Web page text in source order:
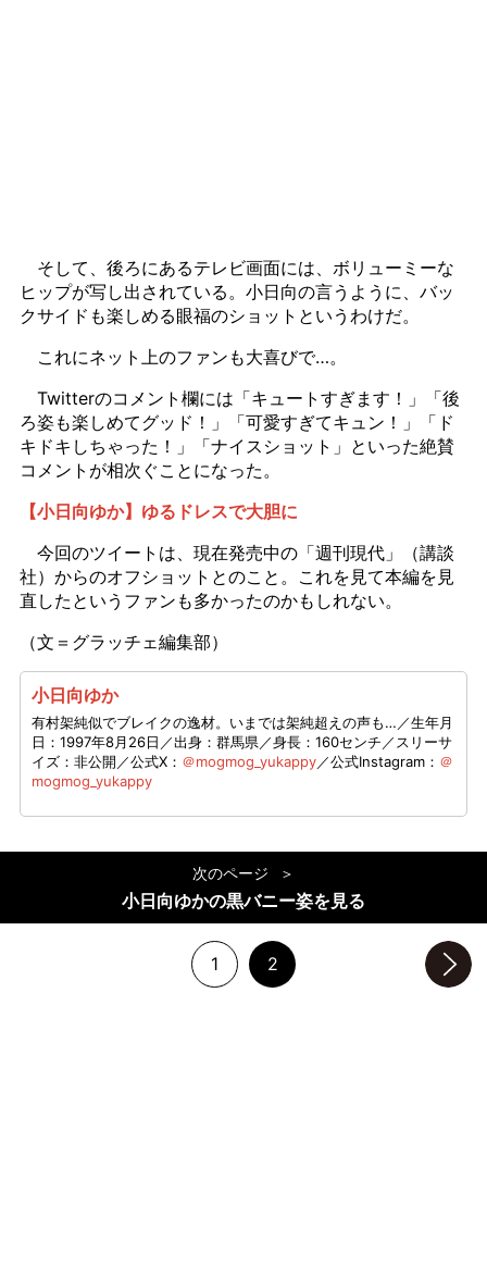
そして、後ろにあるテレビ画面には、ボリューミーな
ヒップが写し出されている。小日向の言うように、バッ
クサイドも楽しめる眼福のショットというわけだ。
これにネット上のファンも大喜びで…。
Twitterのコメント欄には「キュートすぎます！」「後
ろ姿も楽しめてグッド！」「可愛すぎてキュン！」「ド
キドキしちゃった！」「ナイスショット」といった絶賛
コメントが相次ぐことになった。
【小日向ゆか】ゆるドレスで大胆に
今回のツイートは、現在発売中の「週刊現代」（講談
社）からのオフショットとのこと。これを見て本編を見
直したというファンも多かったのかもしれない。
（文＝グラッチェ編集部）
小日向ゆか
有村架純似でブレイクの逸材。いまでは架純超えの声も…／生年月
日：1997年8月26日／出身：群馬県／身長：160センチ／スリーサ
イズ：非公開／公式X： ＠mogmog_yukappy／公式Instagram： ＠
mogmog_yukappy
次のページ
小日向ゆかの黒バニー姿を見る
1 2